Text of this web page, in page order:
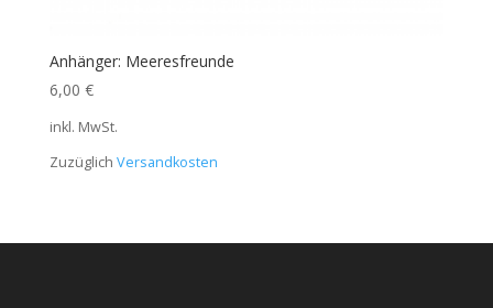
Anhänger: Meeresfreunde
6,00 €
inkl. MwSt.
Zuzüglich Versandkosten